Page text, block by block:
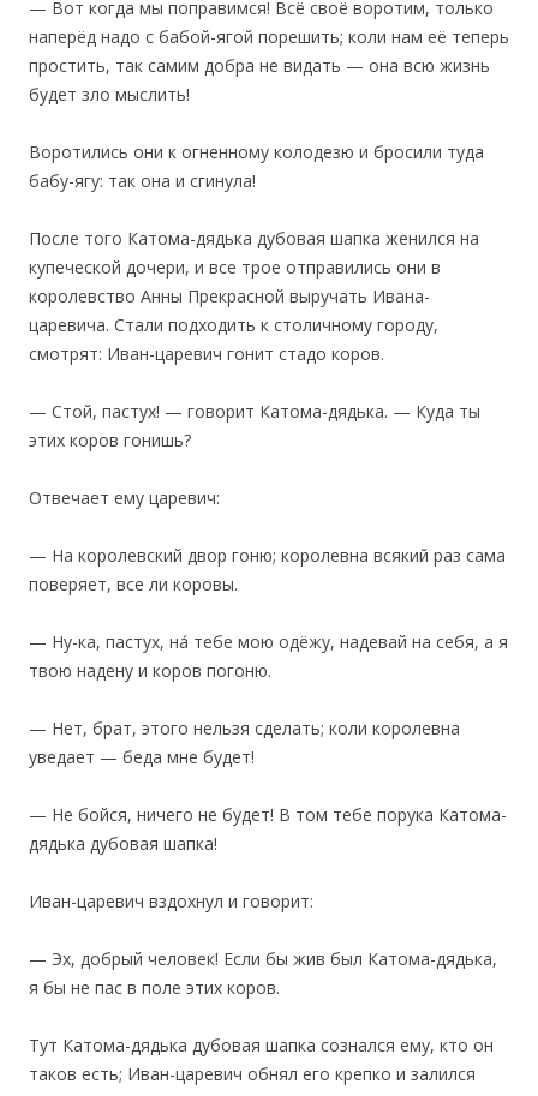
— Вот когда мы поправимся! Всё своё воротим, только
наперёд надо с бабой-ягой порешить; коли нам её теперь
простить, так самим добра не видать — она всю жизнь
будет зло мыслить!
Воротились они к огненному колодезю и бросили туда
бабу-ягу: так она и сгинула!
‎После того Катома-дядька дубовая шапка женился на
купеческой дочери, и все трое отправились они в
королевство Анны Прекрасной выручать Ивана-
царевича. Стали подходить к столичному городу,
смотрят: Иван-царевич гонит стадо коров.
— Стой, пастух! — говорит Катома-дядька. — Куда ты
этих коров гонишь?
Отвечает ему царевич:
— На королевский двор гоню; королевна всякий раз сама
поверяет, все ли коровы.
— Ну-ка, пастух, на́ тебе мою одёжу, надевай на себя, а я
твою надену и коров погоню.
— Нет, брат, этого нельзя сделать; коли королевна
уведает — беда мне будет!
— Не бойся, ничего не будет! В том тебе порука Катома-
дядька дубовая шапка!
Иван-царевич вздохнул и говорит:
— Эх, добрый человек! Если бы жив был Катома-дядька,
я бы не пас в поле этих коров.
‎Тут Катома-дядька дубовая шапка сознался ему, кто он
таков есть; Иван-царевич обнял его крепко и залился